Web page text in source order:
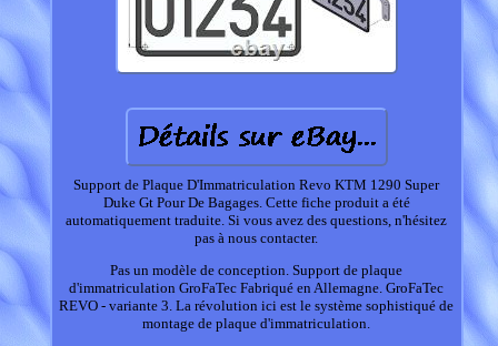
Support de Plaque D'Immatriculation Revo KTM 1290 Super
Duke Gt Pour De Bagages. Cette fiche produit a été
automatiquement traduite. Si vous avez des questions, n'hésitez
pas à nous contacter.
Pas un modèle de conception. Support de plaque
d'immatriculation GroFaTec Fabriqué en Allemagne. GroFaTec
REVO - variante 3. La révolution ici est le système sophistiqué de
montage de plaque d'immatriculation.